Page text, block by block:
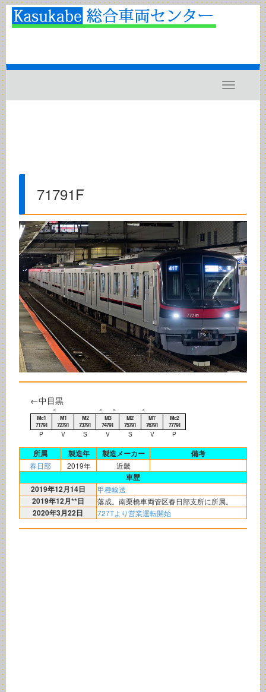
Toggle
navigation
71791F
←中目黒
＜ ＜ ＞
＜
Mc1
71791
M1
72791
M2
73791
M3
74791
M2'
75791
M1'
76791
Mc2
77791
P V S V S V P
所属 製造年 製造メーカー 備考
春日部 2019年 近畿
車歴
2019年12月14日
甲種輸送
2019年12月**日 落成。南栗橋車両管区春日部支所に所属。
2020年3月22日 727Tより営業運転開始